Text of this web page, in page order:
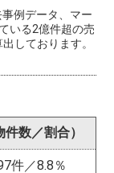
例データ、マー
いる2億件超の売
しております。
件数／割合）
件／8.8％